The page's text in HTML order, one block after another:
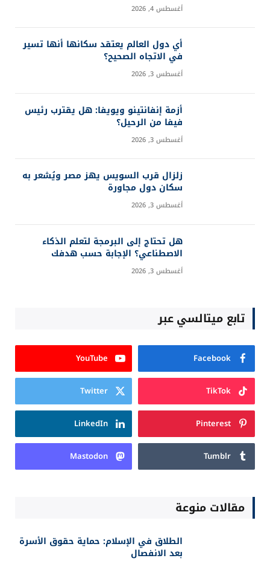
أغسطس 4, 2026
أي دول العالم يعتقد سكانها أنها تسير
في الاتجاه الصحيح؟
أغسطس 3, 2026
أزمة إنفانتينو ويويفا: هل يقترب رئيس
فيفا من الرحيل؟
أغسطس 3, 2026
زلزال قرب السويس يهز مصر ويُشعر به
سكان دول مجاورة
أغسطس 3, 2026
هل تحتاج إلى البرمجة لتعلم الذكاء
الاصطناعي؟ الإجابة حسب هدفك
أغسطس 3, 2026
تابع ميتالسي عبر
Facebook
YouTube
TikTok
Twitter
Pinterest
LinkedIn
Tumblr
Mastodon
مقالات منوعة
الطلاق في الإسلام: حماية حقوق الأسرة
بعد الانفصال